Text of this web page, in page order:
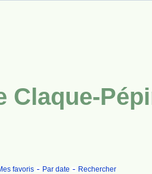
Claque-
favoris Par date Rechercher